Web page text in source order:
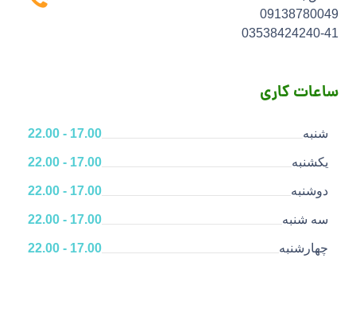
09138780049
03538424240-41
ساعات کاری
شنبه 17.00 - 22.00
یکشنبه 17.00 - 22.00
دوشنبه 17.00 - 22.00
سه شنبه 17.00 - 22.00
چهارشنبه 17.00 - 22.00